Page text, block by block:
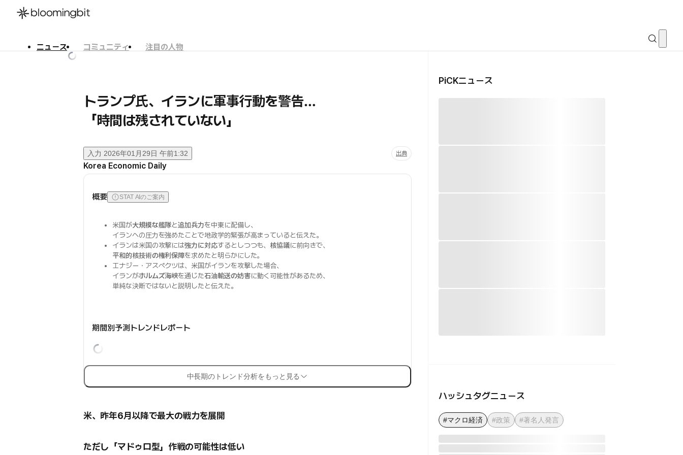
ニュース コミュニティ
注目の人物
トランプ氏、イランに軍事行動を警告…
「時間は残されていない」
入力 2026年01月29日 午前1:32 出典
Korea Economic Daily
概要 STAT AIのご案内
米国が大規模な艦隊と追加兵力を中東に配備し、
イランへの圧力を強めたことで地政学的緊張が高まっていると伝えた。
イランは米国の攻撃には強力に対応するとしつつも、 核協議に前向きで、
平和的核技術の権利保障を求めたと明らかにした。
エナジー・アスペクツは、米国がイランを攻撃した場合、
イランがホルムズ海峡を通じた石油輸送の妨害に動く可能性があるため、
単純な決断ではないと説明したと伝えた。
期間別予測トレンドレポート
中長期のトレンド分析をもっと見る
米、昨年6月以降で最大の戦力を展開
ただし「マドゥロ型」作戦の可能性は低い
PiCKニュース
ハッシュタグニュース
#マクロ経済 #政策 #著名人発言